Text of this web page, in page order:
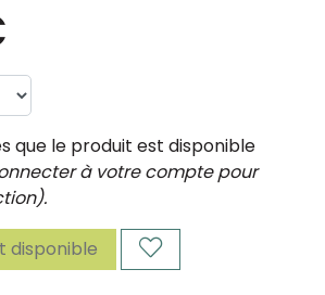
que le produit est disponible
à votre compte pour
disponible